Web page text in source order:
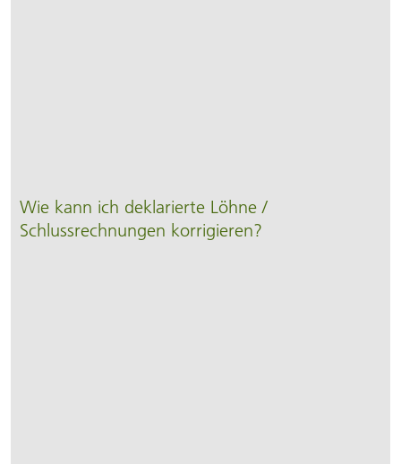
Wie kann ich deklarierte Löhne /
Schlussrechnungen korrigieren?